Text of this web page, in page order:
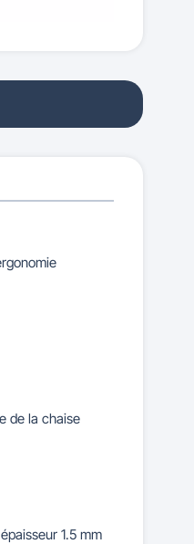
de la chaise
1.5 mm